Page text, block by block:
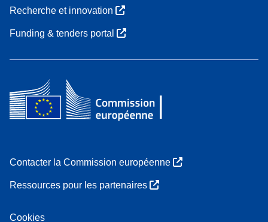
Recherche et innovation
Funding & tenders portal
Contacter la Commission européenne
Ressources pour les partenaires
Cookies